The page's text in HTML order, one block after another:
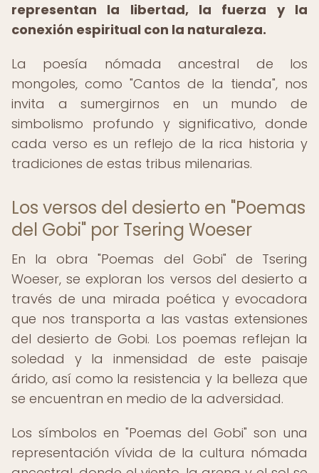
representan la libertad, la fuerza y la
conexión espiritual con la naturaleza.
La poesía nómada ancestral de los
mongoles, como "Cantos de la tienda", nos
invita a sumergirnos en un mundo de
simbolismo profundo y significativo, donde
cada verso es un reflejo de la rica historia y
tradiciones de estas tribus milenarias.
Los versos del desierto en "Poemas
del Gobi" por Tsering Woeser
En la obra "Poemas del Gobi" de Tsering
Woeser, se exploran los versos del desierto a
través de una mirada poética y evocadora
que nos transporta a las vastas extensiones
del desierto de Gobi. Los poemas reflejan la
soledad y la inmensidad de este paisaje
árido, así como la resistencia y la belleza que
se encuentran en medio de la adversidad.
Los símbolos en "Poemas del Gobi" son una
representación vívida de la cultura nómada